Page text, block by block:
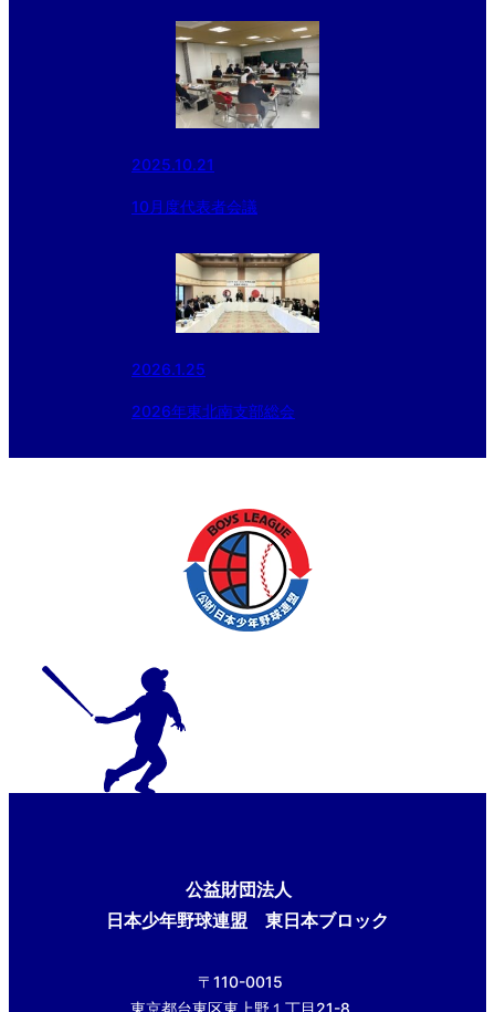
2025.10.21
10月度代表者会議
2026.1.25
2026年東北南支部総会
公益財団法人
日本少年野球連盟 東日本ブロック
〒110-0015
東京都台東区東上野１丁目21-8